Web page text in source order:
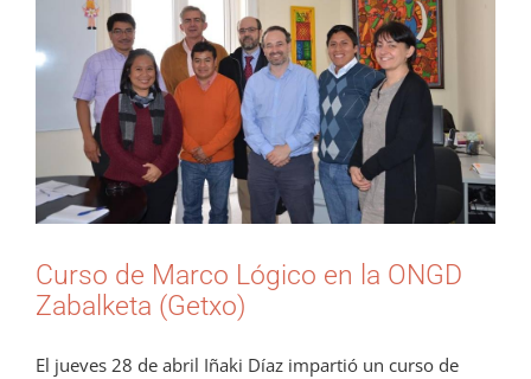
grande
Curso de Marco Lógico en la ONGD
Zabalketa (Getxo)
El jueves 28 de abril Iñaki Díaz impartió un curso de